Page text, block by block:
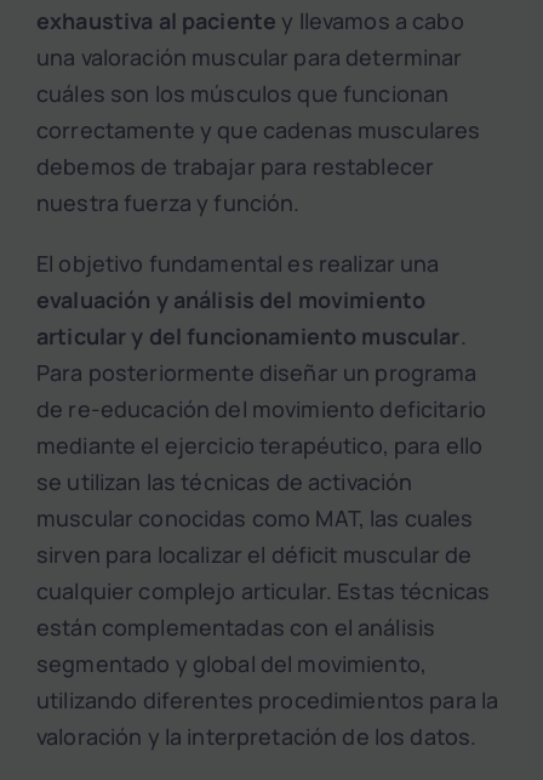
exhaustiva al paciente y llevamos a cabo
una valoración muscular para determinar
cuáles son los músculos que funcionan
correctamente y que cadenas musculares
debemos de trabajar para restablecer
nuestra fuerza y función.
El objetivo fundamental es realizar una
evaluación y análisis del movimiento
articular y del funcionamiento muscular.
Para posteriormente diseñar un programa
de re-educación del movimiento deficitario
mediante el ejercicio terapéutico, para ello
se utilizan las técnicas de activación
muscular conocidas como MAT, las cuales
sirven para localizar el déficit muscular de
cualquier complejo articular. Estas técnicas
están complementadas con el análisis
segmentado y global del movimiento,
utilizando diferentes procedimientos para la
valoración y la interpretación de los datos.